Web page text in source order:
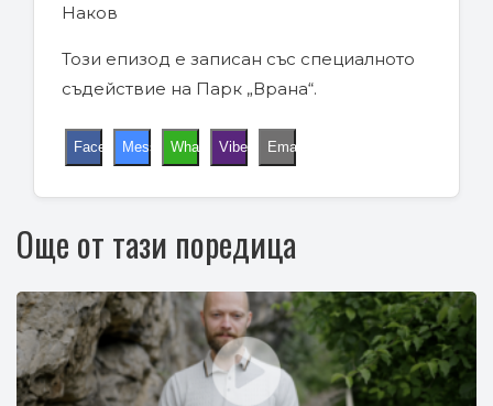
Наков
Този епизод е записан със специалното
съдействие на Парк „Врана“.
FacebookMessengerWhatsApp
Viber Email
Още от тази поредица